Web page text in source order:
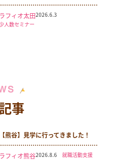
ラフィオ太田2026.6.3
人数セミナー
S
事
【熊谷】見学に行ってきました！
ラフィオ熊谷2026.8.6 就職活動支援